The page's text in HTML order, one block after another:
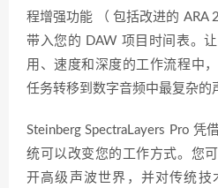
程增强功能 （ 包括改进的 ARA
带入您的 DAW 项目时间表。
用、速度和深度的工作流程中
任务转移到数字音频中最复杂的
Steinberg SpectraLayers Pro 凭
统可以改变您的工作方式。您
开高级声波世界，并对传统技